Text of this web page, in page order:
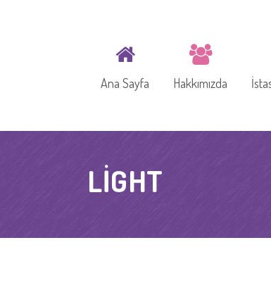
Ana Sayfa Hakkımızda
LIGHT